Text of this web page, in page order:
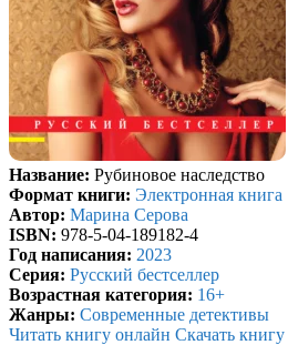
Название: Рубиновое наследство
Формат книги: Электронная книга
Автор: Марина Серова
ISBN: 978-5-04-189182-4
Год написания: 2023
Серия: Русский бестселлер
Возрастная категория: 16+
Жанры: Современные детективы
Читать книгу онлайн Скачать книгу